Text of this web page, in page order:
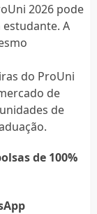
2026 pode
A
do ProUni
de
de
de 100%